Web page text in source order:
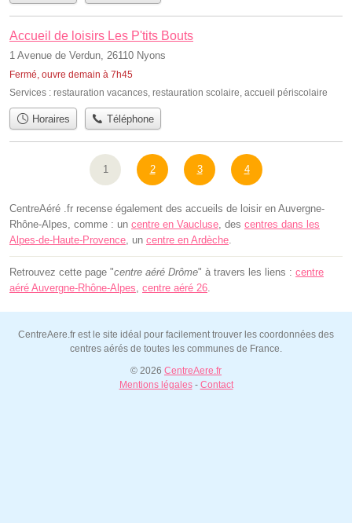
Accueil de loisirs Les P'tits Bouts
1 Avenue de Verdun, 26110 Nyons
Fermé, ouvre demain à 7h45
Services : restauration vacances restauration scolaire accueil périscolaire
Horaires Téléphone
1 2 3 4
CentreAéré .fr recense également des accueils de loisir en Auvergne-
Rhône-Alpes, comme : un centre en Vaucluse , des centres dans les
Alpes-de-Haute-Provence , un centre en Ardèche
Retrouvez cette page "centre aéré Drôme" à travers les liens : centre
aéré Auvergne-Rhône-Alpes centre aéré 26
CentreAere.fr est le site idéal pour facilement trouver les coordonnées des
centres aérés de toutes les communes de France.
© 2026 CentreAere.fr
Mentions légales- Contact